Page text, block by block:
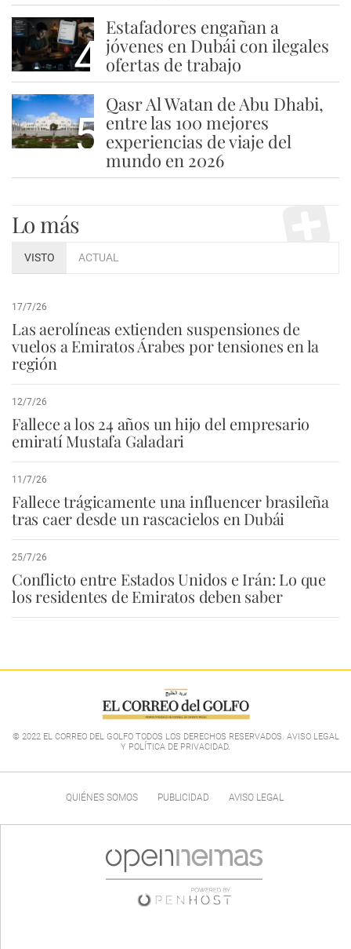
4
Estafadores engañan a
jóvenes en Dubái con ilegales
ofertas de trabajo
5
Qasr Al Watan de Abu Dhabi,
entre las 100 mejores
experiencias de viaje del
mundo en 2026
Lo más
VISTO ACTUAL
17/7/26
Las aerolíneas extienden suspensiones de
vuelos a Emiratos Árabes por tensiones en la
región
12/7/26
Fallece a los 24 años un hijo del empresario
emiratí Mustafa Galadari
11/7/26
Fallece trágicamente una influencer brasileña
tras caer desde un rascacielos en Dubái
25/7/26
Conflicto entre Estados Unidos e Irán: Lo que
los residentes de Emiratos deben saber
© 2022 EL CORREO DEL GOLFO TODOS LOS DERECHOS RESERVADOS. AVISO LEGAL
Y POLÍTICA DE PRIVACIDAD.
QUIÉNES SOMOS PUBLICIDAD AVISO LEGAL